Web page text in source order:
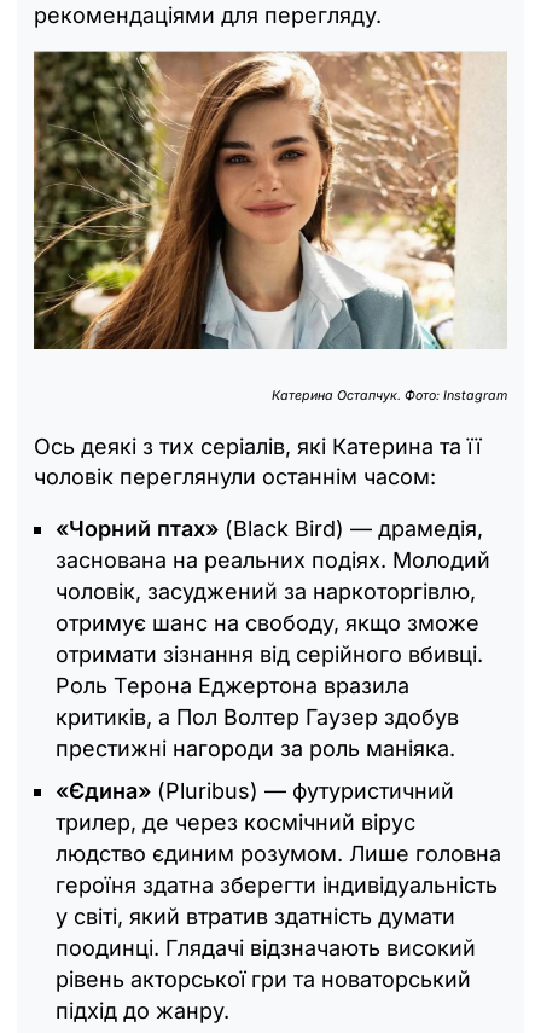
рекомендаціями для перегляду.
Катерина Остапчук. Фото: Instagram
Ось деякі з тих серіалів, які Катерина та її
чоловік переглянули останнім часом:
«Чорний птах» (Black Bird) — драмедія,
заснована на реальних подіях. Молодий
чоловік, засуджений за наркоторгівлю,
отримує шанс на свободу, якщо зможе
отримати зізнання від серійного вбивці.
Роль Терона Еджертона вразила
критиків, а Пол Волтер Гаузер здобув
престижні нагороди за роль маніяка.
«Єдина» (Pluribus) — футуристичний
трилер, де через космічний вірус
людство єдиним розумом. Лише головна
героїня здатна зберегти індивідуальність
у світі, який втратив здатність думати
поодинці. Глядачі відзначають високий
рівень акторської гри та новаторський
підхід до жанру.